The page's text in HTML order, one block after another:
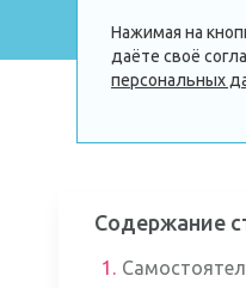
Нажимая на
даёте своё
персональных
Содержание
1.